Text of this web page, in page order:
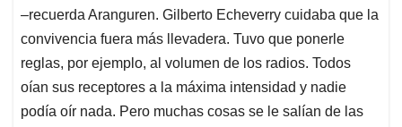
‒recuerda Aranguren. Gilberto Echeverry cuidaba que la
convivencia fuera más llevadera. Tuvo que ponerle
reglas, por ejemplo, al volumen de los radios. Todos
oían sus receptores a la máxima intensidad y nadie
podía oír nada. Pero muchas cosas se le salían de las